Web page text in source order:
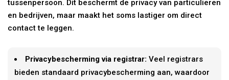
tussenpersoon. Dit beschermt de privacy van particulieren
en bedrijven, maar maakt het soms lastiger om direct
contact te leggen.
Privacybescherming via registrar: Veel registrars
bieden standaard privacybescherming aan, waardoor